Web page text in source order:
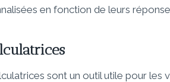
en fonction de leurs
sont un outil utile pour les